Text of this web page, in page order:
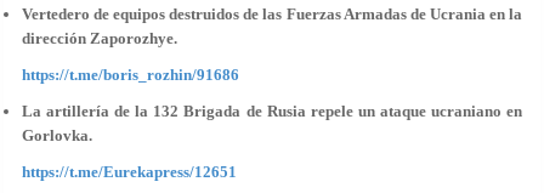
Vertedero de equipos destruidos de las Fuerzas Armadas de Ucrania en la
dirección Zaporozhye.
https://t.me/boris_rozhin/91686
La artillería de la 132 Brigada de Rusia repele un ataque ucraniano en
Gorlovka.
https://t.me/Eurekapress/12651